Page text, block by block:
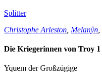
Splitter
Christophe Arleston Melanÿn
Die Kriegerinnen von Troy 1
Yquem der Großzügige